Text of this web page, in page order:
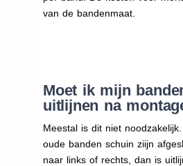
van de bandenmaat.
Moet ik mijn
uitlijnen na
Meestal is dit niet
oude banden schuin ziijn
naar links of rechts, dan is